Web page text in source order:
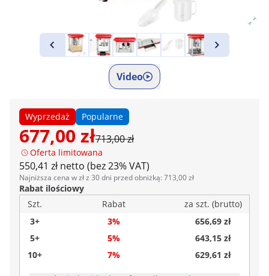
Video
Wyprzedaż Popularne
677,00 zł713,00 zł
Oferta limitowana
550,41 zł netto (bez 23% VAT)
Najniższa cena w zł z 30 dni przed obniżką: 713,00 zł
Rabat ilościowy
Szt.
Rabat
za szt. (brutto)
3+
3%
656,69 zł
5+
5%
643,15 zł
10+
7% 629,61 zł